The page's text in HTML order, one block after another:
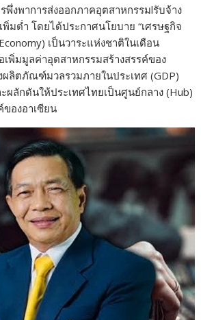
พึ่งพาการส่งออกภาคอุตสาหกรรมlรับจ้าง
มต่ำ โดยได้ประกาศนโยบาย “เศรษฐกิจ
เป็นวาระแห่งชาติในเดือน
เพิ่มมูลค่าอุตสาหกรรมสร้างสรรค์ของ
ผลิตภัณฑ์มวลรวมภายในประเทศ (GDP)
ผลักดันให้ประเทศไทยเป็นศูนย์กลาง (Hub)
องอาเซียน